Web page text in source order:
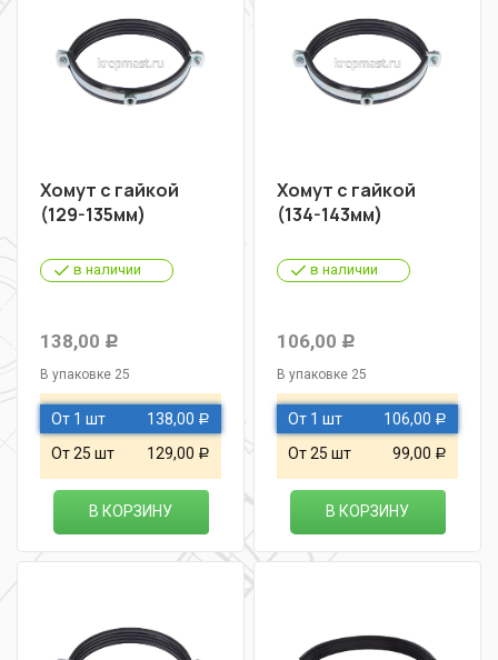
Хомут с гайкой
(129-135мм)
в наличии
138,00 Р
В упаковке 25
От 1 шт 138,00 Р
От 25 шт 129,00 Р
В КОРЗИНУ
Хомут с гайкой
(134-143мм)
в наличии
106,00 Р
В упаковке 25
От 1 шт 106,00 Р
От 25 шт 99,00 Р
В КОРЗИНУ